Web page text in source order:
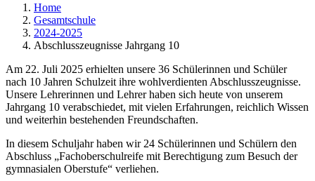
Home
Gesamtschule
2024-2025
Abschlusszeugnisse Jahrgang 10
Am 22. Juli 2025 erhielten unsere 36 Schülerinnen und Schüler
nach 10 Jahren Schulzeit ihre wohlverdienten Abschlusszeugnisse.
Unsere Lehrerinnen und Lehrer haben sich heute von unserem
Jahrgang 10 verabschiedet, mit vielen Erfahrungen, reichlich Wissen
und weiterhin bestehenden Freundschaften.
In diesem Schuljahr haben wir 24 Schülerinnen und Schülern den
Abschluss „Fachoberschulreife mit Berechtigung zum Besuch der
gymnasialen Oberstufe“ verliehen.